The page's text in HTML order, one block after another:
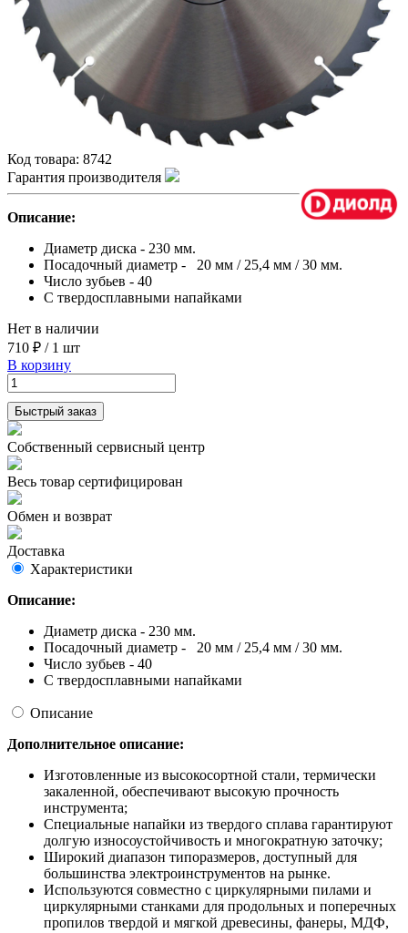
Код товара: 8742
Гарантия производителя
Описание:
Диаметр диска - 230 мм.
Посадочный диаметр - 20 мм / 25,4 мм / 30 мм.
Число зубьев - 40
С твердосплавными напайками
Нет в наличии
710 ₽ / 1 шт
В корзину
Быстрый заказ
Собственный сервисный центр
Весь товар сертифицирован
Обмен и возврат
Доставка
Характеристики
Описание:
Диаметр диска - 230 мм.
Посадочный диаметр - 20 мм / 25,4 мм / 30 мм.
Число зубьев - 40
С твердосплавными напайками
Описание
Дополнительное описание:
Изготовленные из высокосортной стали, термически
закаленной, обеспечивают высокую прочность
инструмента;
Специальные напайки из твердого сплава гарантируют
долгую износоустойчивость и многократную заточку;
Широкий диапазон типоразмеров, доступный для
большинства электроинструментов на рынке.
Используются совместно с циркулярными пилами и
циркулярными станками для продольных и поперечных
пропилов твердой и мягкой древесины, фанеры, МДФ,